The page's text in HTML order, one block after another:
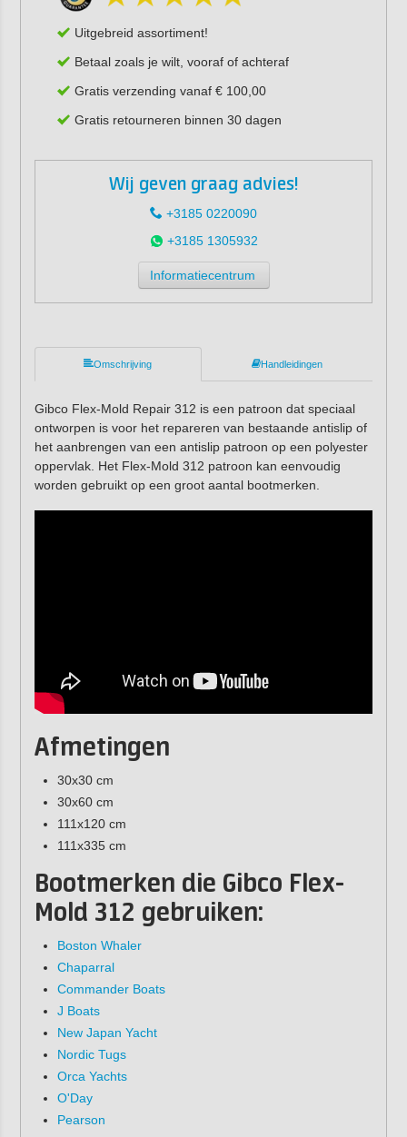
Uitgebreid assortiment!
Betaal zoals je wilt, vooraf of achteraf
Gratis verzending vanaf € 100,00
Gratis retourneren binnen 30 dagen
Wij geven graag advies!
+3185 0220090
+3185 1305932
Informatiecentrum
Omschrijving Handleidingen
Gibco Flex-Mold Repair 312 is een patroon dat speciaal
ontworpen is voor het repareren van bestaande antislip of
het aanbrengen van een antislip patroon op een polyester
oppervlak. Het Flex-Mold 312 patroon kan eenvoudig
worden gebruikt op een groot aantal bootmerken.
Afmetingen
30x30 cm
30x60 cm
111x120 cm
111x335 cm
Bootmerken die Gibco Flex-
Mold 312 gebruiken:
Boston Whaler
Chaparral
Commander Boats
J Boats
New Japan Yacht
Nordic Tugs
Orca Yachts
O'Day
Pearson